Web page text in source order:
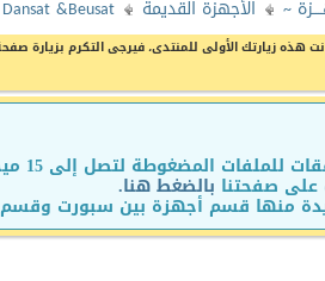
~ الأجهزة القديمة Dansat &Beusat
هذه زيارتك الأولى للمنتدى، فيرجى التكرم بزيارة صفحة
للملفات المضغوطة لتصل إلى 15 ميجا
صفحتنا بالضغط هنا.
منها قسم أجهزة بين سبورت وقسم